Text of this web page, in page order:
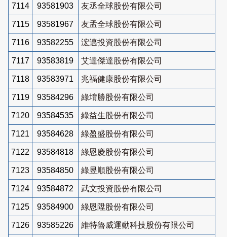
7114 93581903 友丞全球股份有限公司
7115 93581967 友孟全球股份有限公司
7116 93582255 浤邁投資股份有限公司
7117 93583819 艾達傑達股份有限公司
7118 93583971 兆福健康股份有限公司
7119 93584296 綠堉勝股份有限公司
7120 93584535 綠益生股份有限公司
7121 93584628 綠盈盛股份有限公司
7122 93584818 綠恩慶股份有限公司
7123 93584850 綠昱順股份有限公司
7124 93584872 武文投資股份有限公司
7125 93584900 綠恩陞股份有限公司
7126 93585226 維特魯威運動科技股份有限公司